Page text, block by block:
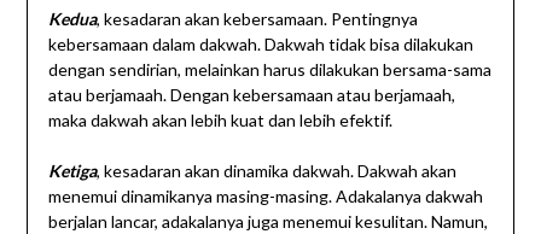
Kedua, kesadaran akan kebersamaan. Pentingnya
kebersamaan dalam dakwah. Dakwah tidak bisa dilakukan
dengan sendirian, melainkan harus dilakukan bersama-sama
atau berjamaah. Dengan kebersamaan atau berjamaah,
maka dakwah akan lebih kuat dan lebih efektif.
Ketiga, kesadaran akan dinamika dakwah. Dakwah akan
menemui dinamikanya masing-masing. Adakalanya dakwah
berjalan lancar, adakalanya juga menemui kesulitan. Namun,